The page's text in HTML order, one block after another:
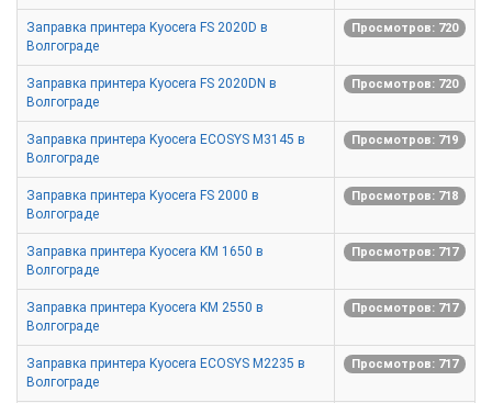
Заправка принтера Kyocera FS 2020D в
Волгограде
Просмотров: 720
Заправка принтера Kyocera FS 2020DN в
Волгограде
Просмотров: 720
Заправка принтера Kyocera ECOSYS M3145 в
Волгограде
Просмотров: 719
Заправка принтера Kyocera FS 2000 в
Волгограде
Просмотров: 718
Заправка принтера Kyocera KM 1650 в
Волгограде
Просмотров: 717
Заправка принтера Kyocera KM 2550 в
Волгограде
Просмотров: 717
Заправка принтера Kyocera ECOSYS M2235 в
Волгограде
Просмотров: 717